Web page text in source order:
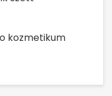
kozmetikum